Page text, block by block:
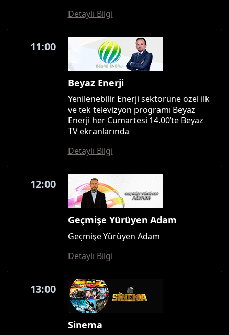
Detaylı Bilgi
11:00
Beyaz Enerji
Yenilenebilir Enerji sektörüne özel ilk
ve tek televizyon programı Beyaz
Enerji her Cumartesi 14.00’te Beyaz
TV ekranlarında
Detaylı Bilgi
12:00
Geçmişe Yürüyen Adam
Geçmişe Yürüyen Adam
Detaylı Bilgi
13:00
Sinema